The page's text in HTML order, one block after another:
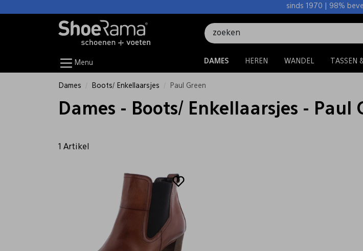
sinds 1970 | 98%
Menu DAMES HEREN WANDEL TASSEN
Dames Boots/ Enkellaarsjes Paul Green
Dames - Boots/ Enkellaarsjes - Paul
1 Artikel